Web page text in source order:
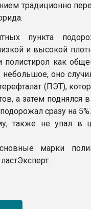
традиционно
пункта
и высокой
как
оно
(ПЭТ),
а затем поднялся
сразу на 5%.
также не упал в
марки